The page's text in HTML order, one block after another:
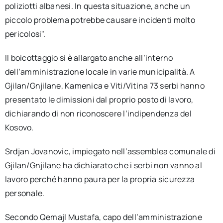
poliziotti albanesi. In questa situazione, anche un
piccolo problema potrebbe causare incidenti molto
pericolosi".
Il boicottaggio si è allargato anche all’interno
dell’amministrazione locale in varie municipalità. A
Gjilan/Gnjilane, Kamenica e Viti/Vitina 73 serbi hanno
presentato le dimissioni dal proprio posto di lavoro,
dichiarando di non riconoscere l’indipendenza del
Kosovo.
Srdjan Jovanovic, impiegato nell’assemblea comunale di
Gjilan/Gnjilane ha dichiarato che i serbi non vanno al
lavoro perché hanno paura per la propria sicurezza
personale.
Secondo Qemajl Mustafa, capo dell’amministrazione